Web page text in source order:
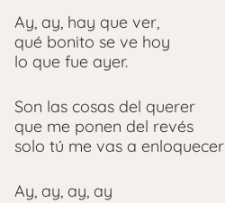
Ay, ay, hay que ver,
qué bonito se ve hoy
lo que fue ayer.
Son las cosas del querer
que me ponen del revés
solo tú me vas a enloquecer
Ay, ay, ay, ay